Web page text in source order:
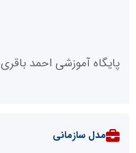
پایگاه آموزشی احمد باقری
مدل سازمانی